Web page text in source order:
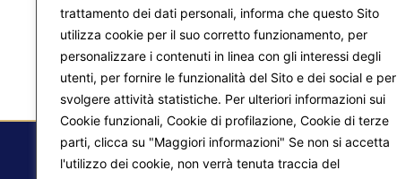
trattamento dei dati personali, informa che questo Sito
utilizza cookie per il suo corretto funzionamento, per
personalizzare i contenuti in linea con gli interessi degli
utenti, per fornire le funzionalità del Sito e dei social e per
svolgere attività statistiche. Per ulteriori informazioni sui
Cookie funzionali, Cookie di profilazione, Cookie di terze
parti, clicca su "Maggiori informazioni" Se non si accetta
l'utilizzo dei cookie, non verrà tenuta traccia del